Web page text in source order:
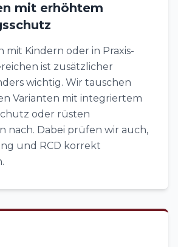
mit erhöhtem
mit Kindern oder in Praxis-
ist zusätzlicher
wichtig. Wir tauschen
Varianten mit integriertem
oder rüsten
nach. Dabei prüfen wir auch,
und RCD korrekt